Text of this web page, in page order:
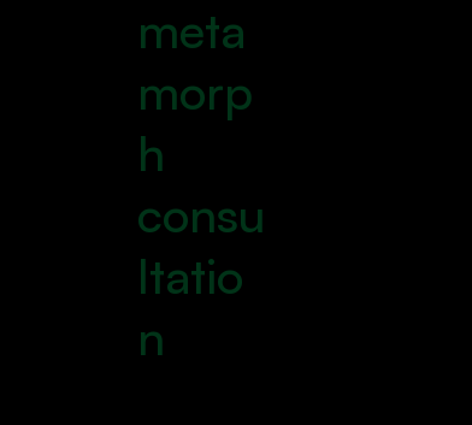
meta
morp
h
consu
ltatio
n